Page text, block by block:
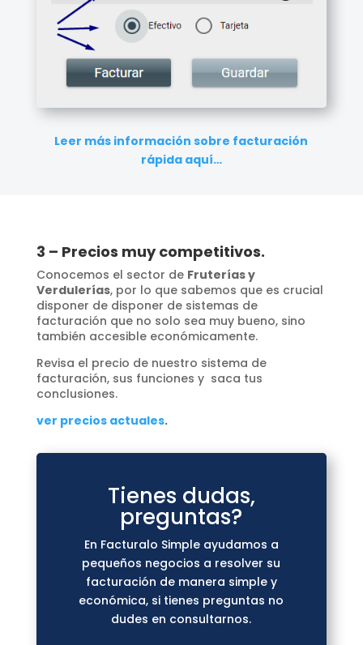
Leer más información sobre facturación
rápida aquí…
3 – Precios muy competitivos.
Conocemos el sector de Fruterías y
Verdulerías, por lo que sabemos que es crucial
disponer de disponer de sistemas de
facturación que no solo sea muy bueno, sino
también accesible económicamente.
Revisa el precio de nuestro sistema de
facturación, sus funciones y saca tus
conclusiones.
ver precios actuales.
Tienes dudas,
preguntas?
En Facturalo Simple ayudamos a
pequeños negocios a resolver su
facturación de manera simple y
económica, si tienes preguntas no
dudes en consultarnos.